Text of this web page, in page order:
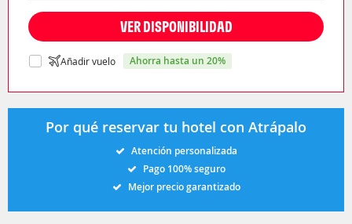
VER DISPONIBILIDAD
Añadir vuelo ahorra hasta un 20%
Por qué reservar tu hotel con Atrápalo
Atención personalizada
Pago 100% seguro
Mejor precio garantizado